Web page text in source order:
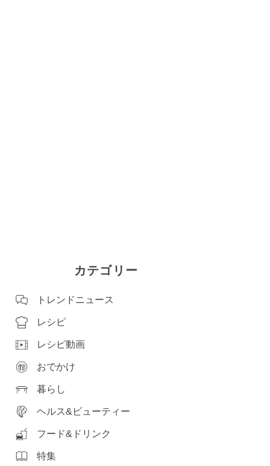
カテゴリー
トレンドニュース
レシピ
レシピ動画
おでかけ
暮らし
ヘルス&ビューティー
フード&ドリンク
特集